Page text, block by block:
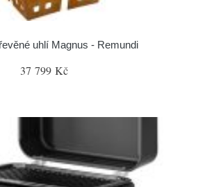
uhlí Magnus - Remundi
37 799 Kč